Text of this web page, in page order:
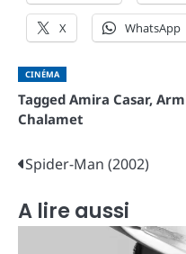
X WhatsApp
CINÉMA
Tagged Amira Casar,
Chalamet
Navigation
de
l’article
Spider-Man (2002)
A lire aussi